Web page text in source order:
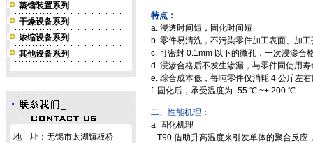
蒸馏装置系列
干燥设备系列
浓缩设备系列
其他设备系列
地 址：无锡市太湖镇板桥
特点：
a. 浸透时间短，固化时间短
b. 零件易清洗，不污染零件加工表面、加
c. 可密封 0.1mm 以下的微孔，一次浸渗合
d. 浸渗合格后不发生渗漏，与零件同使用寿
e. 综合成本低，每吨零件仅消耗 4 公斤左
f. 固化后，承受温度为 -55 ℃ ~+ 200 ℃
二、性能机理：
a 固化机理
T90 借助升高温度来引发单体的聚合反应